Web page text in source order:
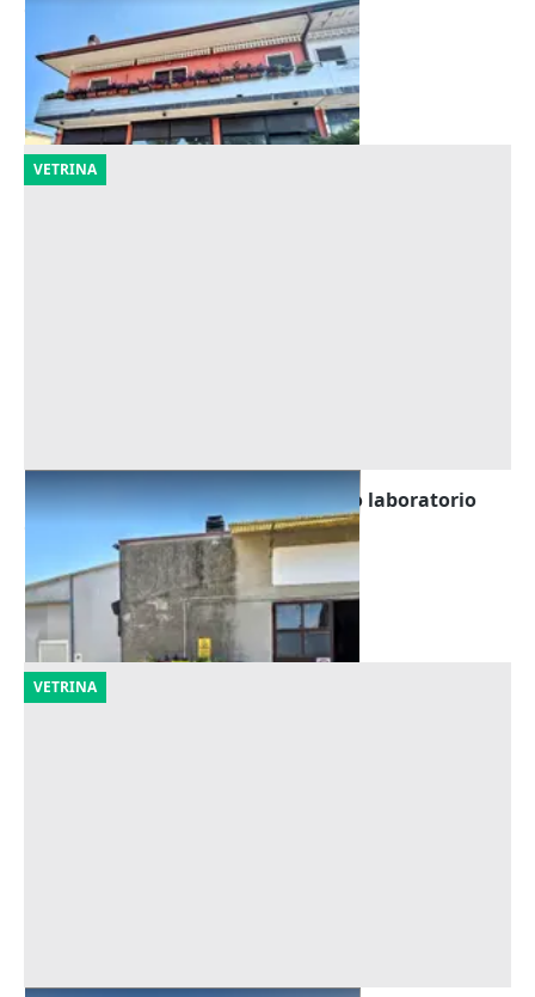
Zevio (Verona)
120.180 €
29/09/2026
VETRINA
Asta Capannone artigianale ad uso laboratorio
Costa di Rovigo (Rovigo)
Offerta minima
16.875 €
14/09/2026
VETRINA